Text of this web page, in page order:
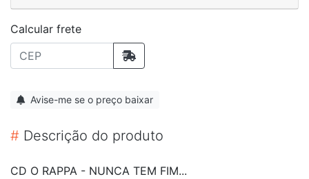
Calcular frete
Avise-me se o preço baixar
# Descrição do produto
CD O RAPPA - NUNCA TEM FIM...